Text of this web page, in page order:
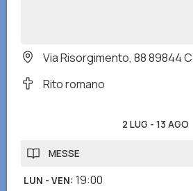
Via Risorgimento, 88 89844
Rito romano
2 LUG - 13 AGO
MESSE
LUN - VEN: 19:00